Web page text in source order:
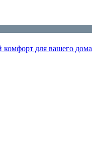
для вашего дома